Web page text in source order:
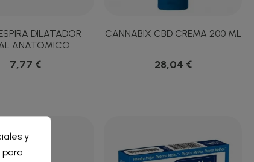
DILATADOR
ANATOMICO
7,77 €
CANNABIX CBD CREMA 200 ML
28,04 €
y
para